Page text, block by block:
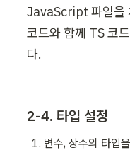
JavaScript 파일을
코드와 함께 TS 코
다.
2-4. 타입 설정
변수, 상수의 타입